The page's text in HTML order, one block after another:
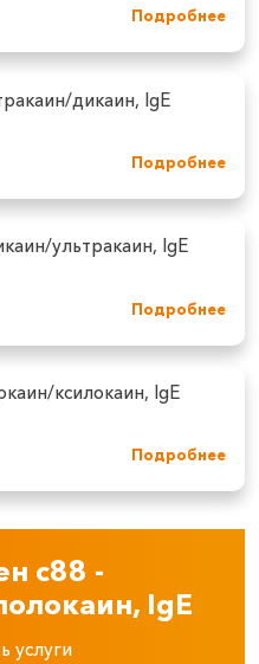
Подробнее
дикаин, IgE
Подробнее
ультракаин, IgE
Подробнее
ксилокаин, IgE
Подробнее
c88 ‑
IgE
услуги